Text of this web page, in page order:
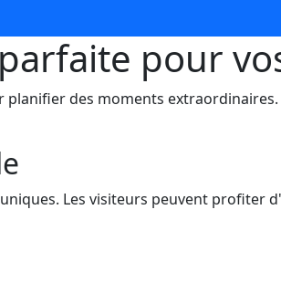
pour
des moments
Les visiteurs peuvent profiter